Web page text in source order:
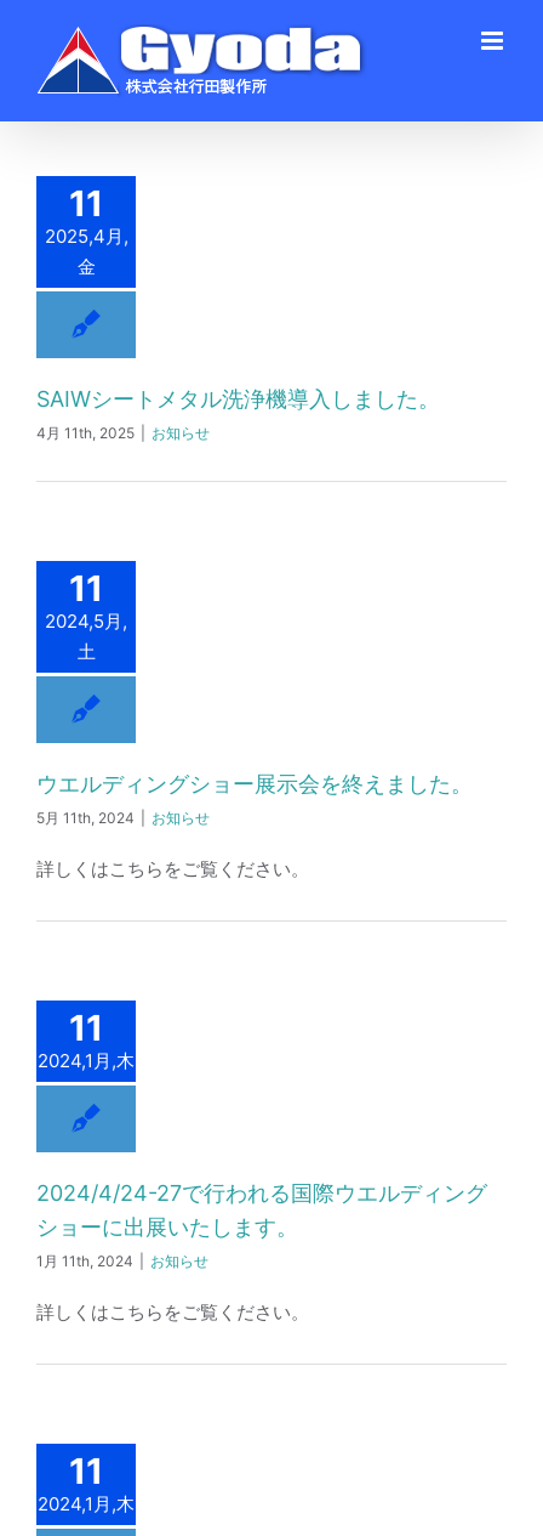
content
11
2025,4月,
金
SAIWシートメタル洗浄機導入しました。
4月 11th, 2025 お知らせ
11
2024,5月,
土
ウエルディングショー展示会を終えました。
5月 11th, 2024 お知らせ
詳しくはこちらをご覧ください。
11
2024,1月,木
2024/4/24-27で行われる国際ウエルディング
ショーに出展いたします。
1月 11th, 2024 お知らせ
詳しくはこちらをご覧ください。
11
2024,1月,木